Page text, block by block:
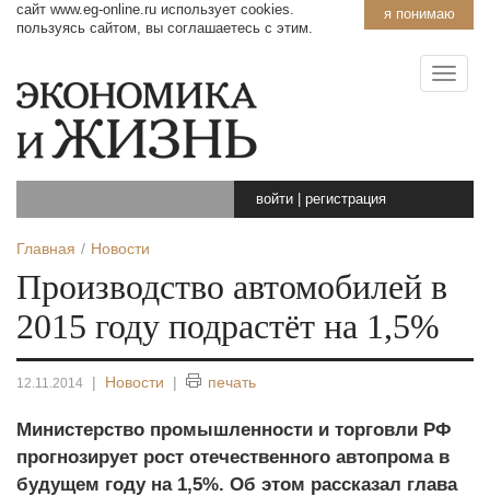
я понимаю
сайт www.eg-online.ru использует cookies.
пользуясь сайтом, вы соглашаетесь с этим.
войти регистрация
Главная Новости
Производство автомобилей в
2015 году подрастёт на 1,5%
12.11.2014 | Новости | печать
Министерство промышленности и торговли РФ
прогнозирует рост отечественного автопрома в
будущем году на 1,5%. Об этом рассказал глава